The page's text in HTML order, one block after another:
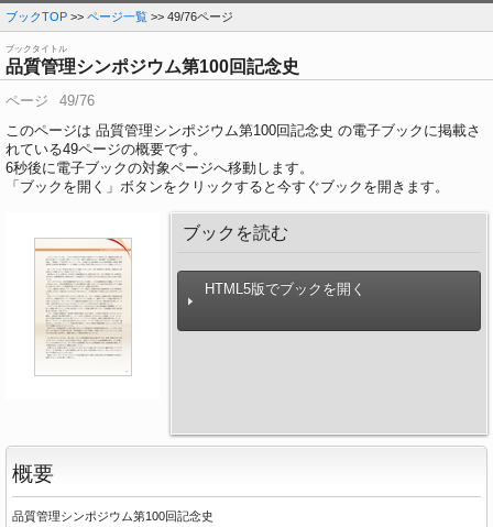
ブックTOP >> ページ一覧 >> 49/76ページ
ブックタイトル
品質管理シンポジウム第100回記念史
ページ
49/76
このページは 品質管理シンポジウム第100回記念史 の電子ブックに掲載さ
れている49ページの概要です。
6秒後に電子ブックの対象ページへ移動します。
「ブックを開く」ボタンをクリックすると今すぐブックを開きます。
ブックを読む
HTML5版でブックを開く
概要
品質管理シンポジウム第100回記念史